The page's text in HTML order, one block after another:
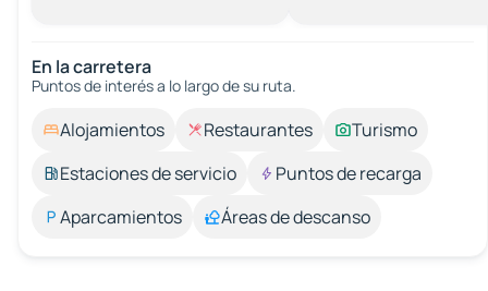
En la carretera
Puntos de interés a lo largo de su ruta.
Alojamientos Restaurantes
Turismo
Estaciones de servicio
Puntos de recarga
Aparcamientos
Áreas de descanso